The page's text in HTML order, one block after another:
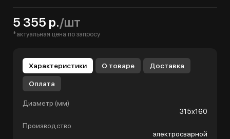
5 355 р./шт
*актуальная цена по запросу
Характеристики О товаре Доставка
Оплата
Диаметр (мм)
315х160
Производство
электросварной